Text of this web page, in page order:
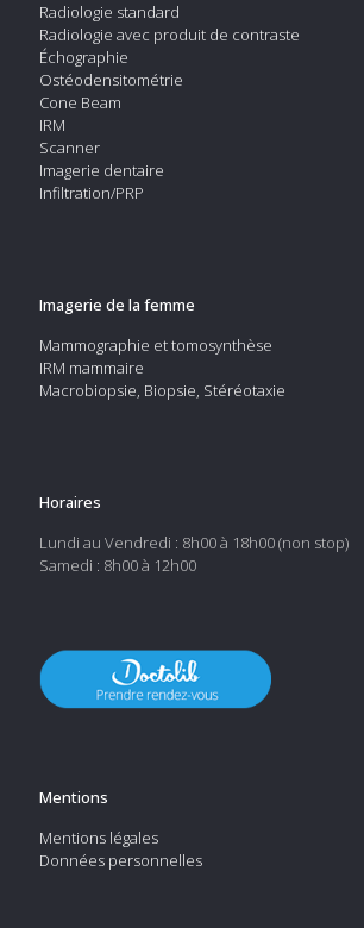
Radiologie standard
Radiologie avec produit de contraste
Échographie
Ostéodensitométrie
Cone Beam
IRM
Scanner
Imagerie dentaire
Infiltration/PRP
Imagerie de la femme
Mammographie et tomosynthèse
IRM mammaire
Macrobiopsie, Biopsie, Stéréotaxie
Horaires
Lundi au Vendredi : 8h00 à 18h00 (non stop)
Samedi : 8h00 à 12h00
Mentions
Mentions légales
Données personnelles